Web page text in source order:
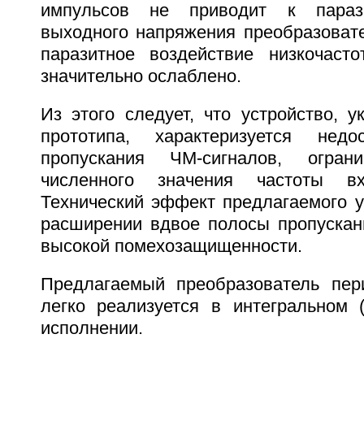
импульсов не приводит к
выходного напряжения
паразитное воздействие
значительно ослаблено.
Из этого следует, что устройство,
прототипа, характеризуется
пропускания ЧМ-сигналов,
численного значения частоты
Технический эффект предлагаемого
расширении вдвое полосы
высокой помехозащищенности.
Предлагаемый преобразователь
легко реализуется в интегральном
исполнении.